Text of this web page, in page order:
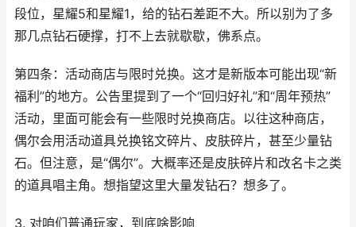
段位，星耀5和星耀1，给的钻石差距不大。所以别为了多
那几点钻石硬撑，打不上去就歇歇，佛系点。
第四条：活动商店与限时兑换。这才是新版本可能出现“新
福利”的地方。公告里提到了一个“回归好礼”和“周年预热”
活动，里面可能会有一些限时兑换商店。以往这种商店，
偶尔会用活动道具兑换铭文碎片、皮肤碎片，甚至少量钻
石。但注意，是“偶尔”。大概率还是皮肤碎片和改名卡之类
的道具唱主角。想指望这里大量发钻石？想多了。
3. 对咱们普通玩家，到底啥影响